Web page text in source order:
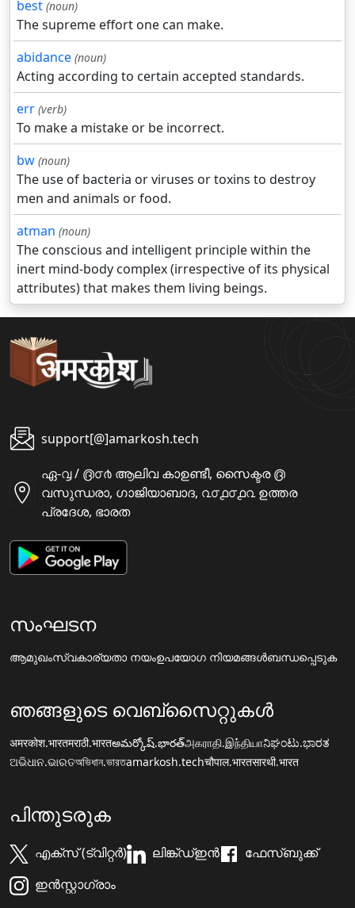
best (noun)
The supreme effort one can make.
abidance (noun)
Acting according to certain accepted standards.
err (verb)
To make a mistake or be incorrect.
bw (noun)
The use of bacteria or viruses or toxins to destroy
men and animals or food.
atman (noun)
The conscious and intelligent principle within the
inert mind-body complex (irrespective of its physical
attributes) that makes them living beings.
support[@]amarkosh.tech
ഏ-൮ / ൫൦൪ ആലിവ കാഉണ്ടീ, സൈക്ടര ൫
വസുന്ധരാ, ഗാജിയാബാദ, ൨൦൧൦൧൨ ഉത്തര
പ്രദേശ, ഭാരത
സംഘടന
ആമുഖംസ്വകാര്യതാ നയംഉപയോഗ നിയമങ്ങൾബന്ധപ്പെടുക
ഞങ്ങളുടെ വെബ്സൈറ്റുകൾ
अमरकोश.भारतमराठी.भारतఅమర్కోష్.భారత్அகராதி.இந்தியாನಿಘಂಟು.ಭಾರತ
ଅଭିଧାନ.ଭାରତঅভিধান.ভারতamarkosh.techचौपाल.भारतसारथी.भारत
പിന്തുടരുക
എക്സ് (ട്വിറ്റർ) ലിങ്ക്ഡ്ഇൻ
ഫേസ്ബുക്ക്
ഇൻസ്റ്റാഗ്രാം